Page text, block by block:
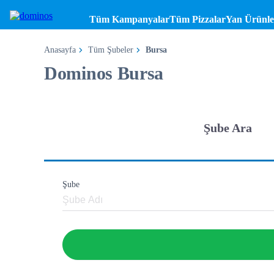
Tüm KampanyalarTüm PizzalarYan
Anasayfa Tüm Şubeler Bursa
Dominos Bursa
Şube Ara
Şube